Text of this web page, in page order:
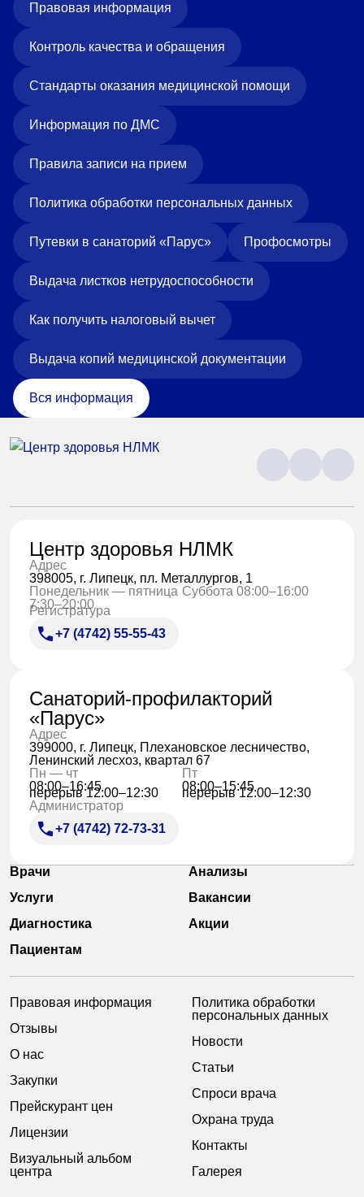
Правовая информация
Контроль качества и обращения
Стандарты оказания медицинской помощи
Информация по ДМС
Правила записи на прием
Политика обработки персональных данных
Путевки в санаторий «Парус» Профосмотры
Выдача листков нетрудоспособности
Как получить налоговый вычет
Выдача копий медицинской документации
Вся информация
Центр здоровья НЛМК
Адрес
398005, г. Липецк, пл. Металлургов, 1
Понедельник — пятница
7:30–20:00
Суббота 08:00–16:00
Регистратура
+7 (4742) 55-55-43
Санаторий-профилакторий
«Парус»
Адрес
399000, г. Липецк, Плехановское лесничество,
Ленинский лесхоз, квартал 67
Пн — чт
08:00–16:45
перерыв 12:00–12:30
Пт
08:00–15:45
перерыв 12:00–12:30
Администратор
+7 (4742) 72-73-31
Врачи
Анализы
Услуги
Вакансии
Диагностика
Акции
Пациентам
Правовая информация
Отзывы
О нас
Закупки
Прейскурант цен
Лицензии
Визуальный альбом
центра
Политика обработки
персональных данных
Новости
Статьи
Спроси врача
Охрана труда
Контакты
Галерея